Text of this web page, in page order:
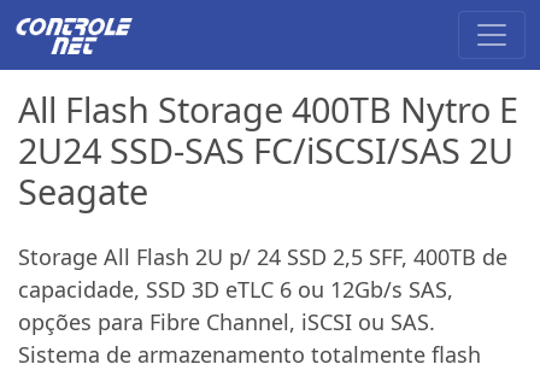
All Flash Storage 400TB Nytro E
2U24 SSD-SAS FC/iSCSI/SAS 2U
Seagate
Storage All Flash 2U p/ 24 SSD 2,5 SFF, 400TB de
capacidade, SSD 3D eTLC 6 ou 12Gb/s SAS,
opções para Fibre Channel, iSCSI ou SAS.
Sistema de armazenamento totalmente flash